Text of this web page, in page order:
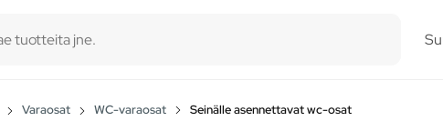
Varaosat WC-varaosat Seinälle asennettavat wc-osat